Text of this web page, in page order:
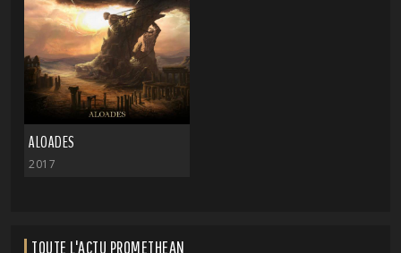
ALOADES
2017
TOUTE L'ACTU PROMETHEAN